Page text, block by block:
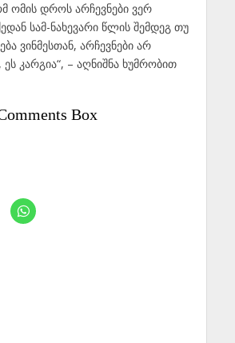
ომის დროს არჩევნები ვერ
სამ-ნახევარი წლის შემდეგ თუ
ვინმესთან, არჩევნები არ
კარგია“, – აღნიშნა ხუმრობით
Box